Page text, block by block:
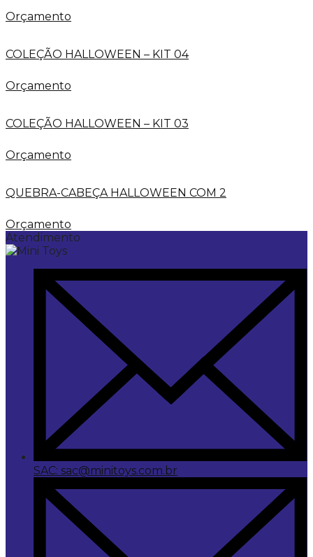
Orçamento
COLEÇÃO HALLOWEEN – KIT 04
Orçamento
COLEÇÃO HALLOWEEN – KIT 03
Orçamento
QUEBRA-CABEÇA HALLOWEEN COM 2
Orçamento
Atendimento
SAC: sac@minitoys.com.br